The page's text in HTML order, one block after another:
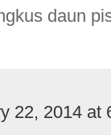
daun
22, 2014 at